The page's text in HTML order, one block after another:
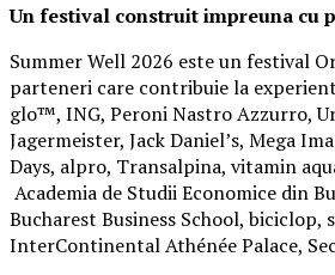
Un festival construitimpreuna cu
Summer Well 2026 este un festival
parteneri care contribuie la
glo™, ING, Peroni Nastro Azzurro,
Jagermeister, Jack Daniel’s, Mega
Days, alpro, Transalpina, vitamin
Academia de Studii Economice din
Bucharest Business School, biciclop,
InterContinental Athénée Palace,